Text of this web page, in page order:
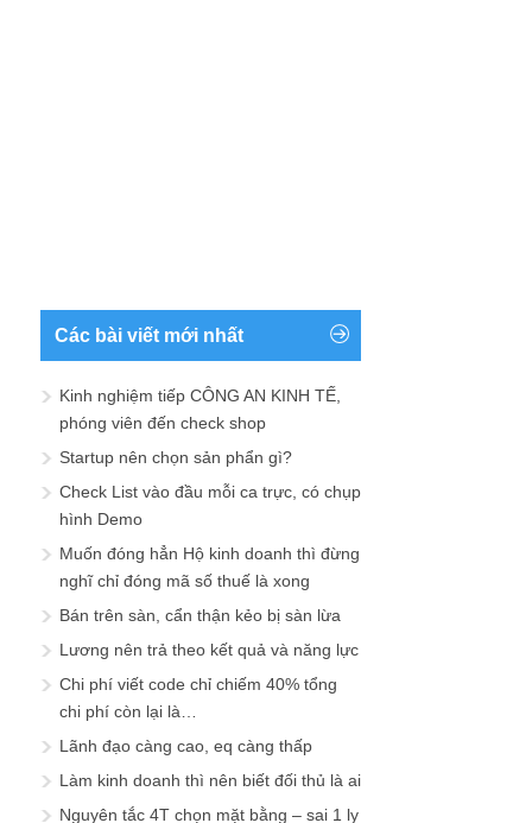
Các bài viết mới nhất
Kinh nghiệm tiếp CÔNG AN KINH TẾ,
phóng viên đến check shop
Startup nên chọn sản phẩn gì?
Check List vào đầu mỗi ca trực, có chụp
hình Demo
Muốn đóng hẳn Hộ kinh doanh thì đừng
nghĩ chỉ đóng mã số thuế là xong
Bán trên sàn, cẩn thận kẻo bị sàn lừa
Lương nên trả theo kết quả và năng lực
Chi phí viết code chỉ chiếm 40% tổng
chi phí còn lại là…
Lãnh đạo càng cao, eq càng thấp
Làm kinh doanh thì nên biết đối thủ là ai
Nguyên tắc 4T chọn mặt bằng – sai 1 ly